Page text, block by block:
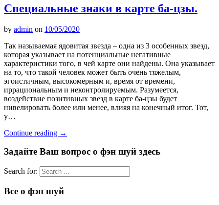
Специальные знаки в карте ба-цзы.
by admin on 10/05/2020
Так называемая ядовитая звезда – одна из 3 особенных звезд,
которая указывает на потенциальные негативные
характеристики того, в чей карте они найдены. Она указывает
на то, что такой человек может быть очень тяжелым,
эгоистичным, высокомерным и, время от времени,
иррациональным и неконтролируемым. Разумеется,
воздействие позитивных звезд в карте ба-цзы будет
нивелировать более или менее, влияя на конечный итог. Тот,
у…
Continue reading →
Задайте Ваш вопрос о фэн шуй здесь
Search for:
Все о фэн шуй